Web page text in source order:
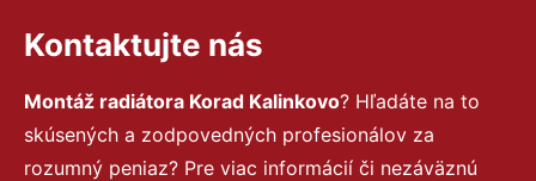
Kontaktujte nás
Montáž radiátora Korad Kalinkovo? Hľadáte na to
skúsených a zodpovedných profesionálov za
rozumný peniaz? Pre viac informácií či nezáväznú